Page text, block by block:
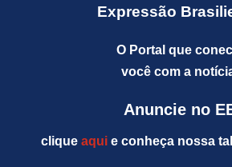
Expressão
O Portal que
você com a
Anuncie no
clique aquie conheça nossa